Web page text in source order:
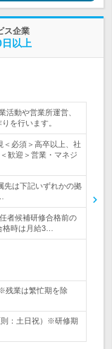
ス企業
以上
活動や営業所運営、
を行います。
必須＞高卒以上、社
歓迎＞営業・マネジ
先は下記いずれかの拠
者候補研修合格前の
格時は月給3…
残業は繁忙期を除
：土日祝）※研修期